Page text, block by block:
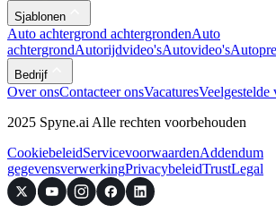
Sjablonen
Auto achtergrond achtergrondenAuto
achtergrondAutorijdvideo'sAutovideo's
Bedrijf
Over onsContacteer onsVacaturesVeelgestelde
2025 Spyne.ai Alle rechten voorbehouden
CookiebeleidServicevoorwaardenAddendum
gegevensverwerkingPrivacybeleidTrustLegal